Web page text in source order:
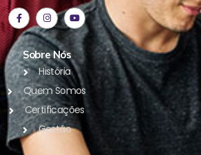
Sobre Nós
História
Quem Somos
Certificações
Gestão